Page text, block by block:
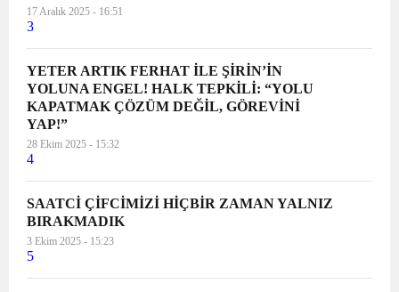
17 Aralık 2025 - 16:51
3
YETER ARTIK FERHAT İLE ŞİRİN’İN
YOLUNA ENGEL! HALK TEPKİLİ: “YOLU
KAPATMAK ÇÖZÜM DEĞİL, GÖREVİNİ
YAP!”
28 Ekim 2025 - 15:32
4
SAATCİ ÇİFCİMİZİ HİÇBİR ZAMAN YALNIZ
BIRAKMADIK
3 Ekim 2025 - 15:23
5